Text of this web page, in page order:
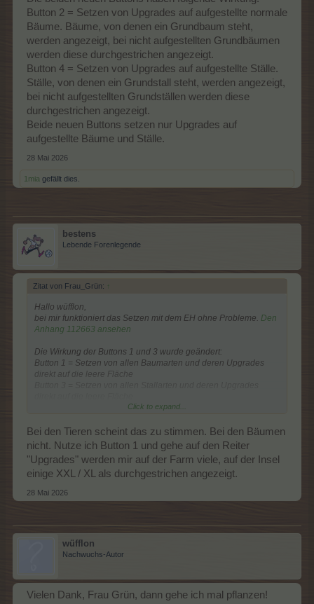
Button 2 = Setzen von Upgrades auf aufgestellte normale
Bäume. Bäume, von denen ein Grundbaum steht,
werden angezeigt, bei nicht aufgestellten Grundbäumen
werden diese durchgestrichen angezeigt.
Button 4 = Setzen von Upgrades auf aufgestellte Ställe.
Ställe, von denen ein Grundstall steht, werden angezeigt,
bei nicht aufgestellten Grundställen werden diese
durchgestrichen angezeigt.
Beide neuen Buttons setzen nur Upgrades auf
aufgestellte Bäume und Ställe.
28 Mai 2026
1mia gefällt dies.
bestens
Lebende Forenlegende
Zitat von Frau_Grün: ↑
Hallo wüfflon,
bei mir funktioniert das Setzen mit dem EH ohne Probleme. Den
Anhang 112663 ansehen
Die Wirkung der Buttons 1 und 3 wurde geändert:
Button 1 = Setzen von allen Baumarten und deren Upgrades
direkt auf die leere Fläche
Die beiden neuen Buttons haben folgende Wirkung:
Bäume. Bäume, von denen ein Grundbaum steht, werden
angezeigt, bei nicht aufgestellten Grundbäumen werden diese
Button 4 = Setzen von Upgrades auf aufgestellte Ställe. Ställe,
von denen ein Grundstall steht, werden angezeigt, bei nicht
angezeigt.
Click to expand...
Bei den Tieren scheint das zu stimmen. Bei den Bäumen
nicht. Nutze ich Button 1 und gehe auf den Reiter
"Upgrades" werden mir auf der Farm viele, auf der Insel
einige XXL / XL als durchgestrichen angezeigt.
28 Mai 2026
wüfflon
Nachwuchs-Autor
Vielen Dank, Frau Grün, dann gehe ich mal pflanzen!